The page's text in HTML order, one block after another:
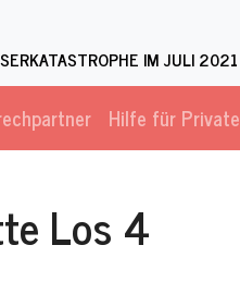
IM JULI 2021
Hilfe für Private
Los 4